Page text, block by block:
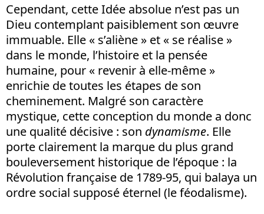
Cependant, cette Idée absolue n’est pas un
Dieu contemplant paisiblement son œuvre
immuable. Elle « s’aliène » et « se réalise »
dans le monde, l’histoire et la pensée
humaine, pour « revenir à elle-même »
enrichie de toutes les étapes de son
cheminement. Malgré son caractère
mystique, cette conception du monde a donc
une qualité décisive : son dynamisme. Elle
porte clairement la marque du plus grand
bouleversement historique de l’époque : la
Révolution française de 1789-95, qui balaya un
ordre social supposé éternel (le féodalisme).